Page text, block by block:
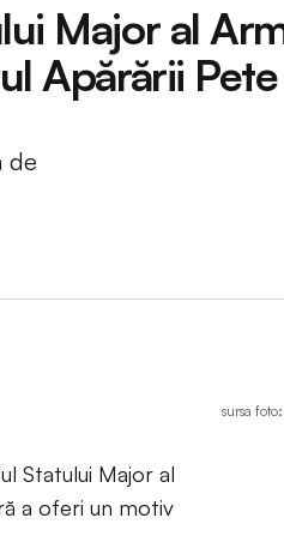
Major al
Apărării Pete
de
sursa
Statului Major al
a oferi un motiv